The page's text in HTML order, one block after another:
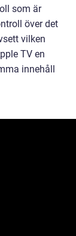
som är
över det
vilken
TV en
innehåll